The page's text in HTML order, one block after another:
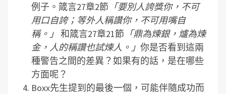
例子。箴言27章2節「要別人誇獎你，不可
用口自誇；等外人稱讚你，不可用嘴自
稱。」 和箴言27章21節「鼎為煉銀，爐為煉
金，人的稱讚也試煉人。」 你是否看到這兩
種警告之間的差異？如果有的話，是在哪些
方面呢？
Boxx先生提到的最後一個，可能伴隨成功而